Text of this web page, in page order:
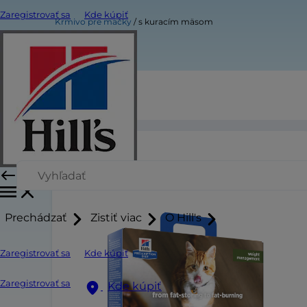
Zaregistrovať sa Kde kúpiť
Prechádzať Zistiť viac O Hill's
Zaregistrovať sa Kde kúpiť
Zaregistrovať sa Kde kúpiť
Krmivo pre mačky s kuracím mäsom
s kuracím mäsom